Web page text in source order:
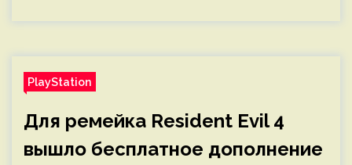
PlayStation
Для ремейка Resident Evil 4
вышло бесплатное дополнение